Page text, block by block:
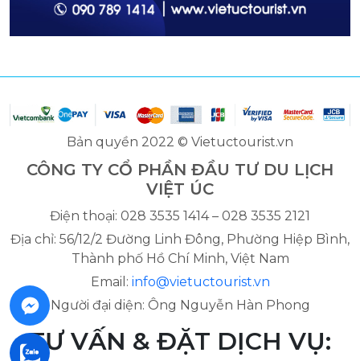
Bản quyền 2022 © Vietuctourist.vn
CÔNG TY CỔ PHẦN ĐẦU TƯ DU LỊCH
VIỆT ÚC
Điện thoại: 028 3535 1414 – 028 3535 2121
Địa chỉ: 56/12/2 Đường Linh Đông, Phường Hiệp Bình,
Thành phố Hồ Chí Minh, Việt Nam
Email: info@vietuctourist.vn
Người đại diện: Ông Nguyễn Hàn Phong
TƯ VẤN & ĐẶT DỊCH VỤ: